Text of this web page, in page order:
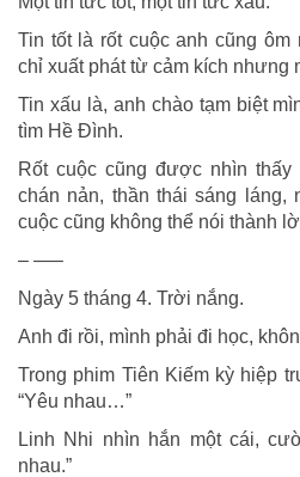
Tin tốt là rốt cuộc anh cũng ôm
chỉ xuất phát từ cảm kích nhưng
Tin xấu là, anh chào tạm biệt
tìm Hề Đình.
Rốt cuộc cũng được nhìn
chán nản, thần thái sáng láng,
cuộc cũng không thể nói thành
– —–
Ngày 5 tháng 4. Trời nắng.
Anh đi rồi, mình phải đi học,
Trong phim Tiên Kiếm kỳ hiệp
“Yêu nhau…”
Linh Nhi nhìn hắn một cái,
nhau.”